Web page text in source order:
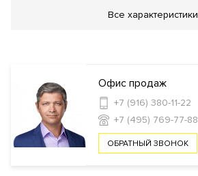
Салон красоты
сервис
Ресторан Кафе
Безопасность
Все характеристики
Офис продаж
+7 (916) 380-11-22
+7 (495) 769-77-88
ОБРАТНЫЙ ЗВОНОК